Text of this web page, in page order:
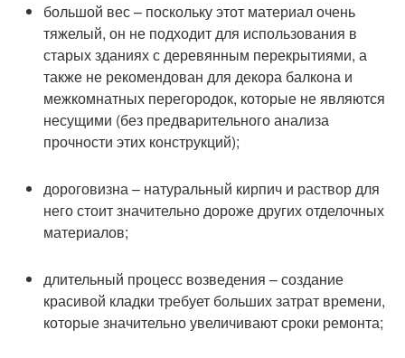
большой вес – поскольку этот материал очень
тяжелый, он не подходит для использования в
старых зданиях с деревянным перекрытиями, а
также не рекомендован для декора балкона и
межкомнатных перегородок, которые не являются
несущими (без предварительного анализа
прочности этих конструкций);
дороговизна – натуральный кирпич и раствор для
него стоит значительно дороже других отделочных
материалов;
длительный процесс возведения – создание
красивой кладки требует больших затрат времени,
которые значительно увеличивают сроки ремонта;